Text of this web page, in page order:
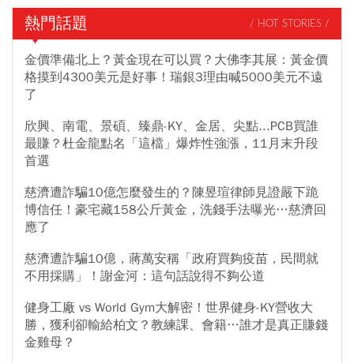
熱門話題 / HOT STORIES /
金價準備北上？黃金現在可以買？大佛李其展：黃金價
格摸到4300美元是好事！瑞銀3理由喊5000美元不遠
了
欣興、南電、景碩、臻鼎-KY、金居、尖點...PCB買誰
最賺？杜金龍點名「這檔」爆炸性強漲，11月末升段
首選
慈濟遭詐騙10億怎麼發生的？陳昱瑄律師見證嚴下跪
博信任！豪宅藏158公斤黃金，洗錢手法曝光…慈濟回
應了
慈濟遭詐騙10億，蔣萬安稱「政府買夠疫苗，民間就
不用採購」！謝金河：這句話說得不夠公道
健身工廠 vs World Gym大解密！世界健身-KY營收大
勝，獲利卻輸給柏文？教練課、會籍…誰才是真正賺錢
金雞母？